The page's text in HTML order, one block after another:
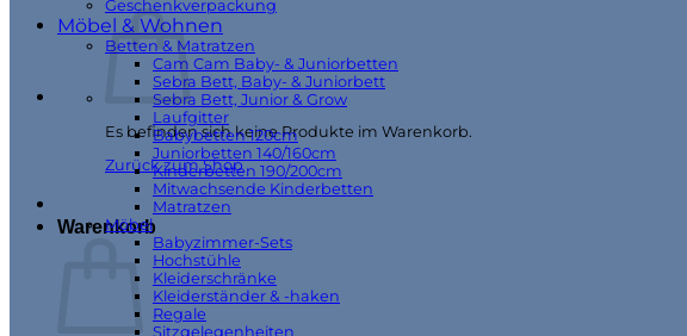
Es befinden sich keine Produkte im Warenkorb.
Zurück zum Shop
Warenkorb
Geschenkverpackung
Möbel & Wohnen
Betten & Matratzen
Cam Cam Baby- & Juniorbetten
Sebra Bett, Baby- & Juniorbett
Sebra Bett, Junior & Grow
Laufgitter
Babybetten 120cm
Juniorbetten 140/160cm
Kinderbetten 190/200cm
Mitwachsende Kinderbetten
Matratzen
Möbel
Babyzimmer-Sets
Hochstühle
Kleiderschränke
Kleiderständer & -haken
Regale
Sitzgelegenheiten